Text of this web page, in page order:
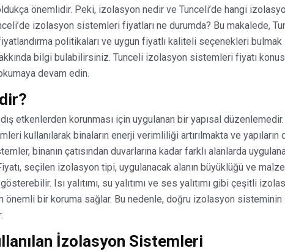
önemlidir. Peki, izolasyon nedir ve Tunceli’de hangi
izolasyon sistemleri fiyatları ne durumda? Bu makalede,
politikaları ve uygun fiyatlı kaliteli seçenekleri
bilgi bulabilirsiniz. Tunceli izolasyon sistemleri fiyatı
devam edin.
etkenlerden korunması için uygulanan bir yapısal düzenlemedir.
kullanılarak binaların enerji verimliliği artırılmakta ve yapıların
binanın çatısından duvarlarına kadar farklı alanlarda
seçilen izolasyon tipi, uygulanacak alanın büyüklüğü ve
Isı yalıtımı, su yalıtımı ve ses yalıtımı gibi çeşitli
önemli bir koruma sağlar. Bu nedenle, doğru izolasyon
İzolasyon Sistemleri